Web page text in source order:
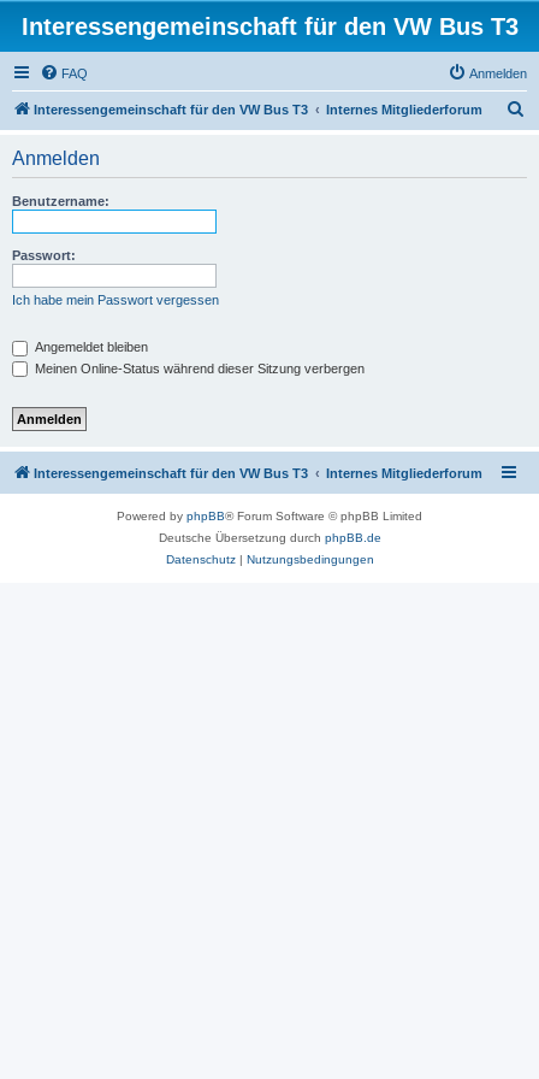
Interessengemeinschaft für den VW Bus T3
FAQ Anmelden
Interessengemeinschaft für den VW Bus T3 Internes Mitgliederforum
Anmelden
Benutzername:
Passwort:
Ich habe mein Passwort vergessen
Angemeldet bleiben
Meinen Online-Status während dieser Sitzung verbergen
Interessengemeinschaft für den VW Bus T3 Internes Mitgliederforum
Powered by phpBB® Forum Software © phpBB Limited
Deutsche Übersetzung durch phpBB.de
Datenschutz| Nutzungsbedingungen